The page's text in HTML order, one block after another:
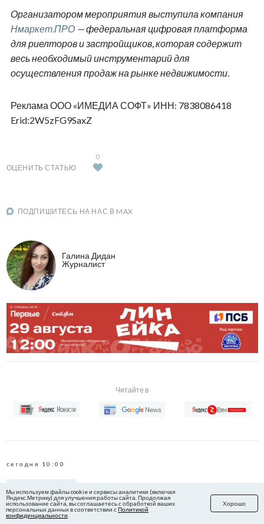
яблоком в основе, посетить мастер-классы по
приготовлению десертов и созданию натуральной
косметики. Особое место в расписании займет
познавательная лекция о сезонном питании и ритмах
природы, которая поможет по-новому взглянуть на
Мы используем файлы cookie и сервисы аналитики (включая
Яндекс.Метрику) для улучшения работы сайта. Продолжая
использование сайта, вы соглашаетесь с обработкой ваших
персональных данных в соответствии сПолитикой
конфиденциальности
Хорошо